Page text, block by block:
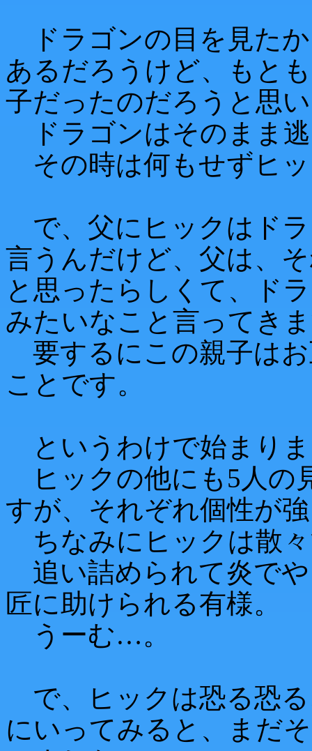
ドラゴンの目を見た
あるだろうけど、もと
子だったのだろうと思
ドラゴンはそのまま
その時は何もせずヒ
で、父にヒックはド
言うんだけど、父は、
と思ったらしくて、ド
みたいなこと言ってき
要するにこの親子は
ことです。
というわけで始まり
ヒックの他にも5人の
すが、それぞれ個性が
ちなみにヒックは散
追い詰められて炎で
匠に助けられる有様。
うーむ…。
で、ヒックは恐る恐
にいってみると、まだ